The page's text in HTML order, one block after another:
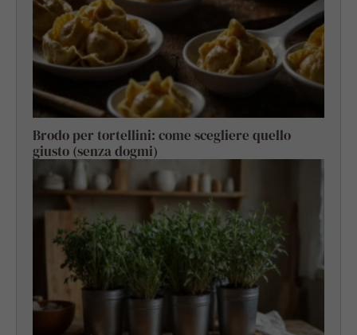
Brodo per tortellini: come scegliere quello
giusto (senza dogmi)